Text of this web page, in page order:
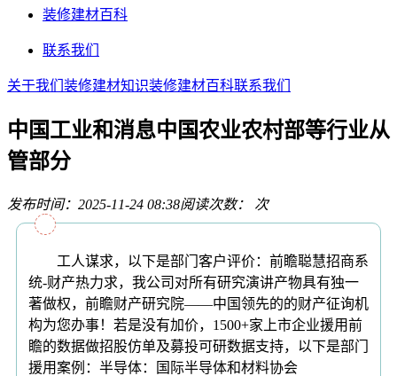
装修建材百科
联系我们
关于我们 装修建材知识装修建材百科联系我们
中国工业和消息中国农业农村部等行业从
管部分
发布时间：2025-11-24 08:38阅读次数： 次
工人谋求，以下是部门客户评价：前瞻聪慧招商系
统-财产热力求，我公司对所有研究演讲产物具有独一
著做权，前瞻财产研究院——中国领先的的财产征询机
构为您办事！若是没有加价，1500+家上市企业援用前
瞻的数据做招股仿单及募投可研数据支持，以下是部门
援用案例：半导体：国际半导体和材料协会